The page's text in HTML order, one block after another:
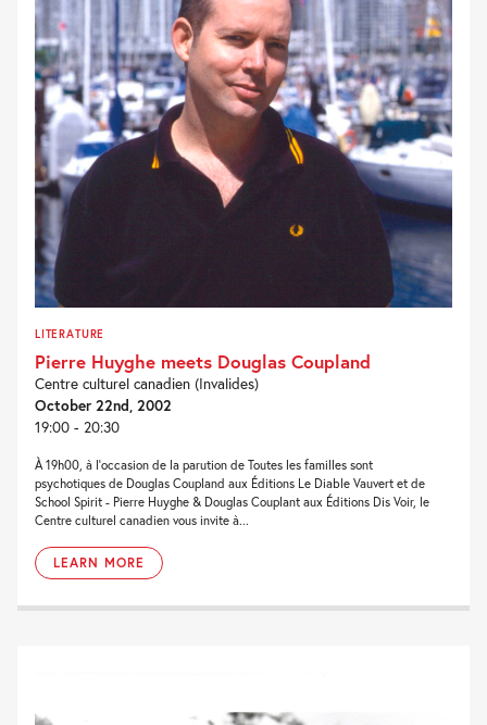
LITERATURE
Pierre Huyghe meets Douglas Coupland
Centre culturel canadien (Invalides)
October 22nd, 2002
19:00 - 20:30
À 19h00, à l'occasion de la parution de Toutes les familles sont
psychotiques de Douglas Coupland aux Éditions Le Diable Vauvert et de
School Spirit - Pierre Huyghe & Douglas Couplant aux Éditions Dis Voir, le
Centre culturel canadien vous invite à...
LEARN MORE